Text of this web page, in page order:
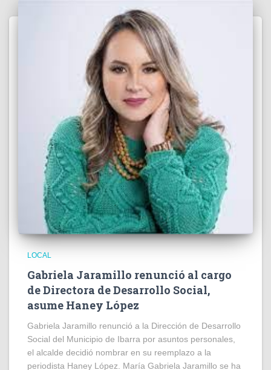
LOCAL
Gabriela Jaramillo renunció al cargo
de Directora de Desarrollo Social,
asume Haney López
Gabriela Jaramillo renunció a la Dirección de Desarrollo
Social del Municipio de Ibarra por asuntos personales,
el alcalde decidió nombrar en su reemplazo a la
periodista Haney López. María Gabriela Jaramillo se ha